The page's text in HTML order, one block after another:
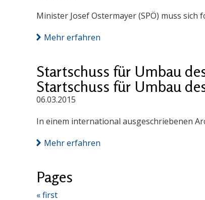
Minister Josef Ostermayer (SPÖ) muss
Mehr erfahren
Startschuss für Umbau
Startschuss für Umbau
06.03.2015
In einem international ausgeschriebenen
Mehr erfahren
Pages
« first